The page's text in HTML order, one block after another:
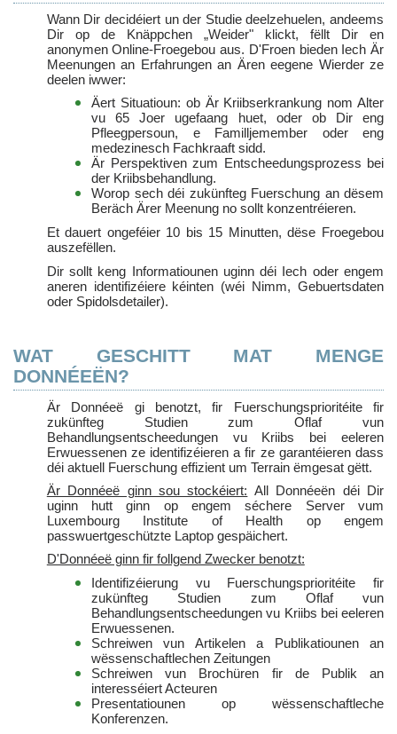
Wann Dir decidéiert un der Studie deelzehuelen, andeems
Dir op de Knäppchen „Weider" klickt, fëllt Dir en
anonymen Online-Froegebou aus. D'Froen bieden Iech Är
Meenungen an Erfahrungen an Ären eegene Wierder ze
deelen iwwer:
Äert Situatioun: ob Är Kriibserkrankung nom Alter
vu 65 Joer ugefaang huet, oder ob Dir eng
Pfleegpersoun, e Familljemember oder eng
medezinesch Fachkraaft sidd.
Är Perspektiven zum Entscheedungsprozess bei
der Kriibsbehandlung.
Worop sech déi zukünfteg Fuerschung an dësem
Beräch Ärer Meenung no sollt konzentréieren.
Et dauert ongeféier 10 bis 15 Minutten, dëse Froegebou
auszefëllen.
Dir sollt keng Informatiounen uginn déi Iech oder engem
aneren identifizéiere kéinten (wéi Nimm, Gebuertsdaten
oder Spidolsdetailer).
WAT GESCHITT MAT MENGE
DONNÉEËN?
Är Donnéeë gi benotzt, fir Fuerschungsprioritéite fir
zukünfteg Studien zum Oflaf vun
Behandlungsentscheedungen vu Kriibs bei eeleren
Erwuessenen ze identifizéieren a fir ze garantéieren dass
déi aktuell Fuerschung effizient um Terrain ëmgesat gëtt.
Är Donnéeë ginn sou stockéiert: All Donnéeën déi Dir
uginn hutt ginn op engem séchere Server vum
Luxembourg Institute of Health op engem
passwuertgeschützte Laptop gespäichert.
D'Donnéeë ginn fir follgend Zwecker benotzt:
Identifizéierung vu Fuerschungsprioritéite fir
zukünfteg Studien zum Oflaf vun
Behandlungsentscheedungen vu Kriibs bei eeleren
Erwuessenen.
Schreiwen vun Artikelen a Publikatiounen an
wëssenschaftlechen Zeitungen
Schreiwen vun Brochüren fir de Publik an
interesséiert Acteuren
Presentatiounen op wëssenschaftleche
Konferenzen.